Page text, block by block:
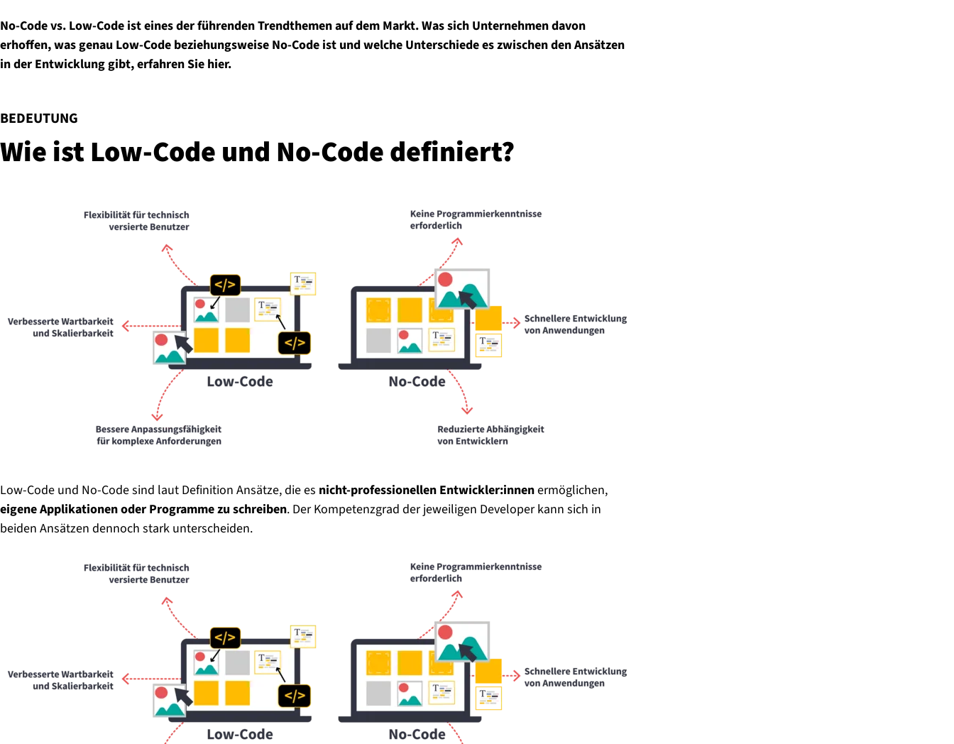
No-Code vs. Low-Code ist eines der führenden Trendthemen auf dem Markt. Was sich Unternehmen davon
erhoffen, was genau Low-Code beziehungsweise No-Code ist und welche Unterschiede es zwischen den Ansätzen
in der Entwicklung gibt, erfahren Sie hier.
BEDEUTUNG
:
Wie ist Low-Code und No-Code definiert?
Low-Code und No-Code sind laut Definition Ansätze, die es nicht-professionellen Entwickler:innenermöglichen,
eigene Applikationen oder Programme zu schreiben. Der Kompetenzgrad der jeweiligen Developer kann sich in
beiden Ansätzen dennoch stark unterscheiden.